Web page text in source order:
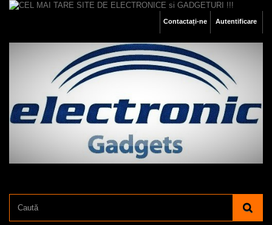
Autentificare
Contactați-ne